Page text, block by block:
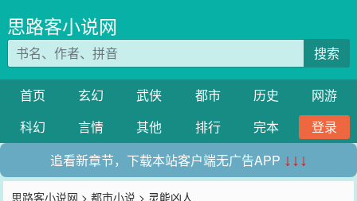
思路客小说网
搜索
首页 玄幻 武侠 都市 历史
网游
科幻
言情 其他 排行 完本
登录
追看新章节，下载本站客户端无广告APP ↓↓↓
思路客小说网 >都市小说 > 灵能凶人